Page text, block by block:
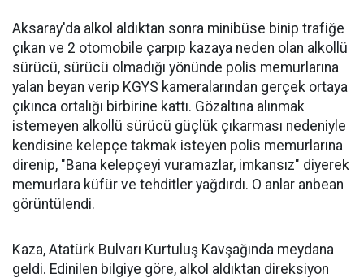
Aksaray'da alkol aldıktan sonra minibüse binip trafiğe
çıkan ve 2 otomobile çarpıp kazaya neden olan alkollü
sürücü, sürücü olmadığı yönünde polis memurlarına
yalan beyan verip KGYS kameralarından gerçek ortaya
çıkınca ortalığı birbirine kattı. Gözaltına alınmak
istemeyen alkollü sürücü güçlük çıkarması nedeniyle
kendisine kelepçe takmak isteyen polis memurlarına
direnip, "Bana kelepçeyi vuramazlar, imkansız" diyerek
memurlara küfür ve tehditler yağdırdı. O anlar anbean
görüntülendi.
Kaza, Atatürk Bulvarı Kurtuluş Kavşağında meydana
geldi. Edinilen bilgiye göre, alkol aldıktan direksiyon